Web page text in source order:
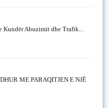
Kundër Abuzimit dhe Trafik...
ME PARAQITJEN E NJË